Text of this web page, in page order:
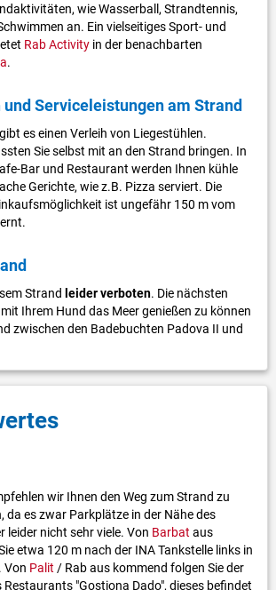
wie Wasserball, Strandtennis,
an. Ein vielseitiges Sport- und
Rab Activityin der benachbarten
.
Serviceleistungen am Strand
es einen Verleih von Liegestühlen.
Sie selbst mit an den Strand bringen. In
Bar und Restaurant werden Ihnen kühle
Gerichte, wie z.B. Pizza serviert. Die
ist ungefähr 150 m vom
Strand leider verboten. Die nächsten
Ihrem Hund das Meer genießen zu können
zwischen den Badebuchten Padova II und
wir Ihnen den Weg zum Strand zu
da es zwar Parkplätze in der Nähe des
leider nicht sehr viele. Von Barbat aus
etwa 120 m nach der INA Tankstelle links in
Von Palit / Rab aus kommend folgen Sie der
Restaurants "Gostiona Dado", dieses befindet